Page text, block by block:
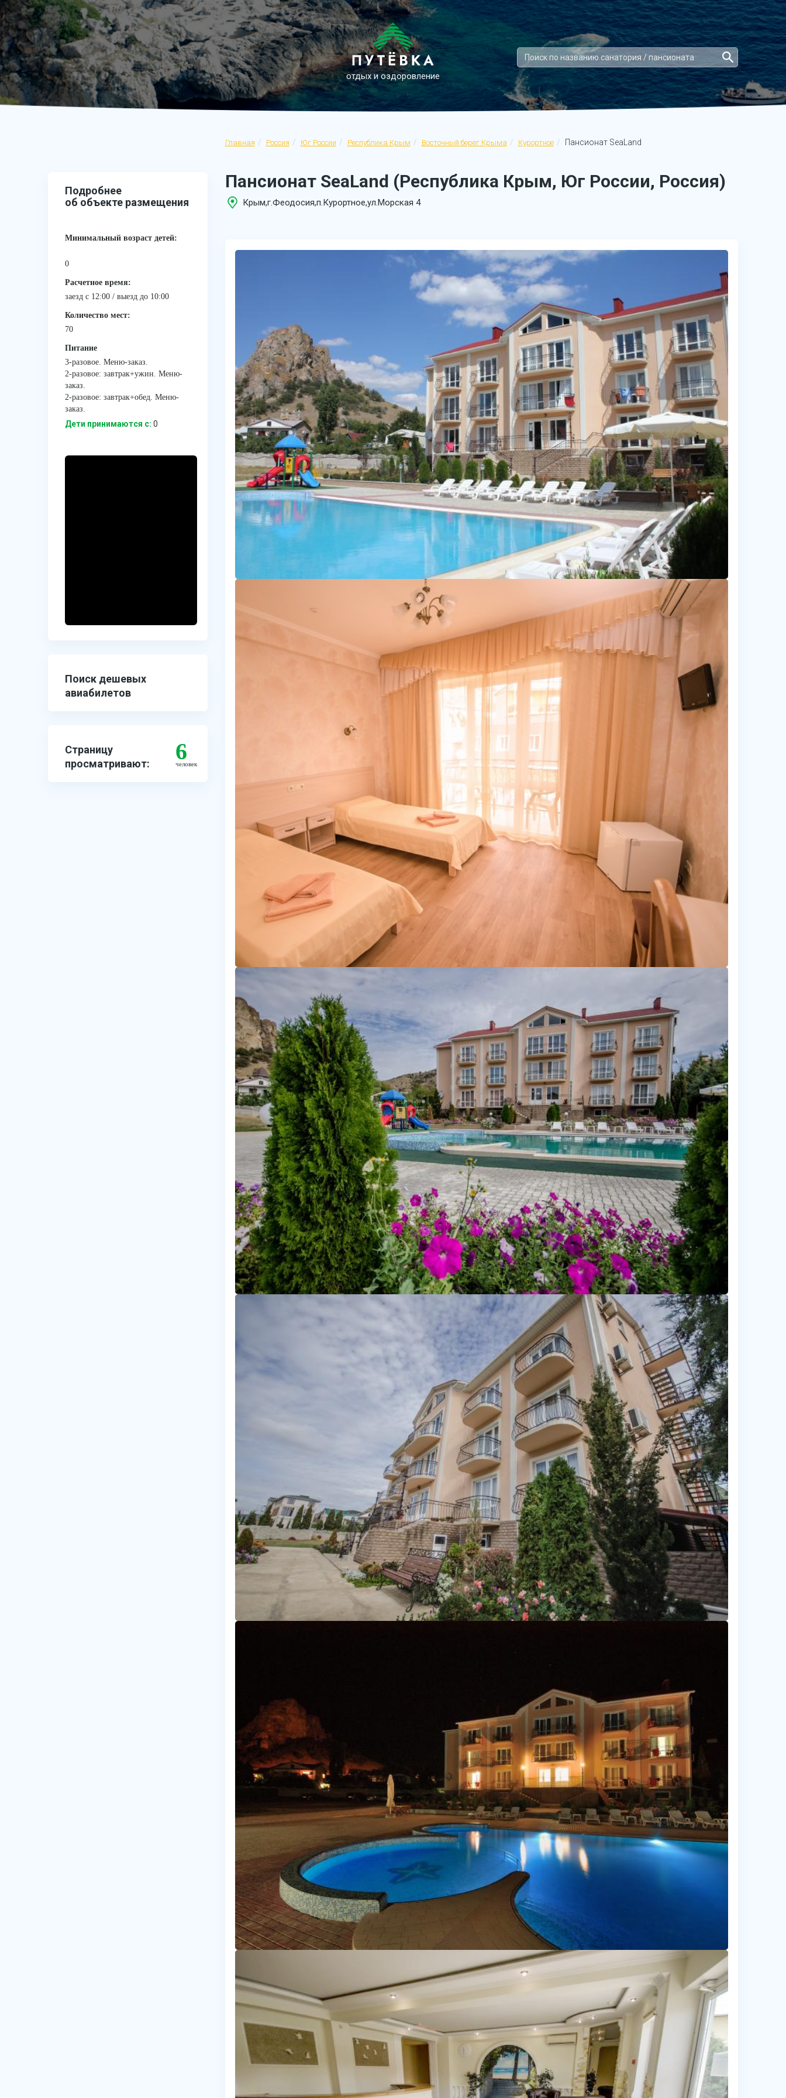
отдых и оздоровление
Главная Россия Юг России Республика Крым Восточный берег Крыма Курортное Пансионат SeaLand
Пансионат SeaLand (Республика Крым, Юг России, Россия)
Крым,г.Феодосия,п.Курортное,ул.Морская 4
Подробнее
об объекте размещения
Минимальный возраст детей:
0
Расчетное время:
заезд с 12:00 / выезд до 10:00
Количество мест:
70
Питание
3-разовое. Меню-заказ.
2-разовое: завтрак+ужин. Меню-
заказ.
2-разовое: завтрак+обед. Меню-
заказ.
Дети принимаются с: 0
Поиск дешевых
авиабилетов
Страницу
просматривают:
6
человек